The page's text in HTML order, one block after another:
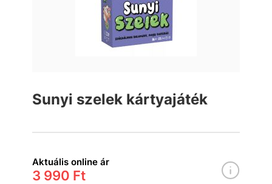
Sunyi szelek kártyajáték
Aktuális online ár
3 990 Ft